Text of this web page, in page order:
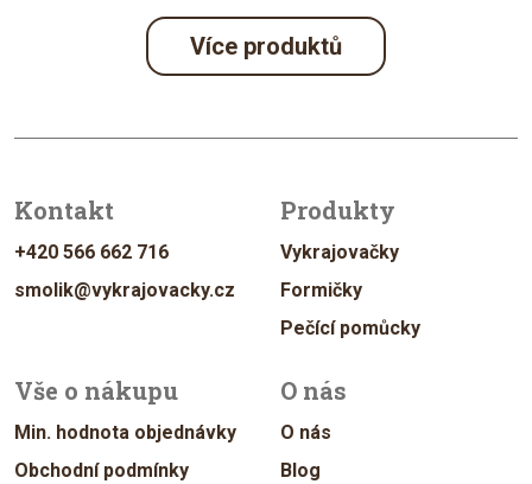
Více produktů
Kontakt
+420 566 662 716
smolik@vykrajovacky.cz
Produkty
Vykrajovačky
Formičky
Pečící pomůcky
Vše o nákupu
Min. hodnota objednávky
Obchodní podmínky
O nás
O nás
Blog